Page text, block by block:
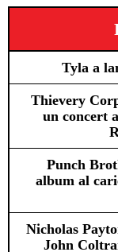
Tyla a
Thievery
un concert
Punch
album al
Nicholas
John